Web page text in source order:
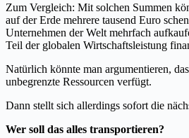
Zum Vergleich: Mit solchen Summen
auf der Erde mehrere tausend Euro
Unternehmen der Welt mehrfach
Teil der globalen Wirtschaftsleistung
Natürlich könnte man argumentieren,
unbegrenzte Ressourcen verfügt.
Dann stellt sich allerdings sofort die
Wer soll das alles transportieren?